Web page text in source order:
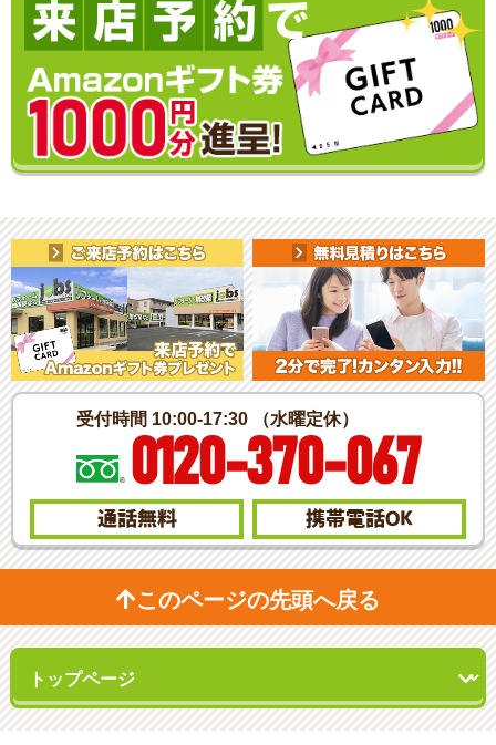
受付時間 10:00-17:30 （水曜定休）
0120-370-067
通話無料 携帯電話OK
このページの先頭へ戻る